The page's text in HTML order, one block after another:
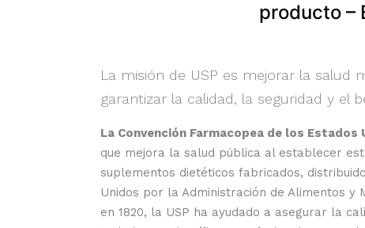
producto –
La misión de USP es mejorar la salud
garantizar la calidad, la seguridad y el
La Convención Farmacopea de los Estados
que mejora la salud pública al establecer
suplementos dietéticos fabricados,
Unidos por la Administración de Alimentos y
en 1820, la USP ha ayudado a asegurar la